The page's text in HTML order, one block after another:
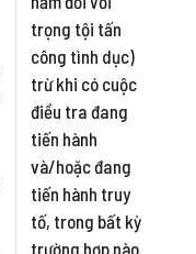
trọng tội tấn
công tình dục)
trừ khi có cuộc
điều tra đang
tiến hành
và/hoặc đang
tiến hành truy
tố, trong bất kỳ
trường hợp nào